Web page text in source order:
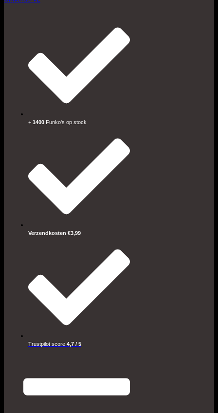
+ 1400 Funko's op stock
Verzendkosten €3,99
Trustpilot score 4,7 / 5